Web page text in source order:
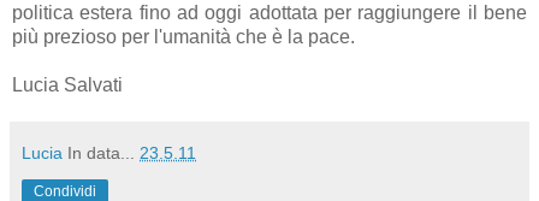
politica estera fino ad oggi adottata per raggiungere il bene
più prezioso per l'umanità che è la pace.
Lucia Salvati
Lucia In data... 23.5.11
Condividi